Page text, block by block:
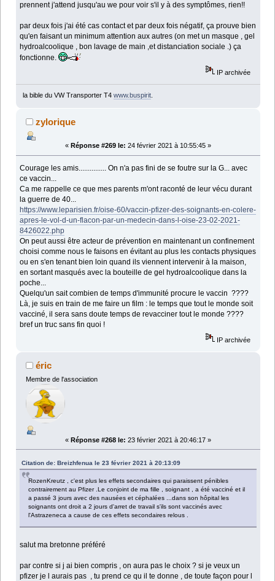
prennent j'attend jusqu'au we pour voir s'il y à des symptômes, rien!!
par deux fois j'ai été cas contact et par deux fois négatif, ça prouve bien
qu'en faisant un minimum attention aux autres (on met un masque , gel
hydroalcoolique , bon lavage de main ,et distanciation sociale .) ça
fonctionne.
IP archivée
la bible du VW Transporter T4 www.buspirit.
zylorique
« Réponse #269 le: 24 février 2021 à 10:55:45 »
Courage les amis............... On n'a pas fini de se foutre sur la G... avec
ce vaccin...
Ca me rappelle ce que mes parents m'ont raconté de leur vécu durant
la guerre de 40...
https://www.leparisien.fr/oise-60/vaccin-pfizer-des-soignants-en-colere-
apres-le-vol-d-un-flacon-par-un-medecin-dans-l-oise-23-02-2021-
8426022.php
On peut aussi être acteur de prévention en maintenant un confinement
choisi comme nous le faisons en évitant au plus les contacts physiques
ou en s'en tenant bien loin quand ils viennent intervenir à la maison,
en sortant masqués avec la bouteille de gel hydroalcoolique dans la
poche...
Quelqu'un sait combien de temps d'immunité procure le vaccin ????
Là, je suis en train de me faire un film : le temps que tout le monde soit
vacciné, il sera sans doute temps de revacciner tout le monde ????
bref un truc sans fin quoi !
IP archivée
éric
Membre de l'association
« Réponse #268 le: 23 février 2021 à 20:46:17 »
Citation de: Breizhfenua le 23 février 2021 à 20:13:09
RozenKreutz , c'est plus les effets secondaires qui paraissent pénibles
contrairement au Pfizer .Le conjoint de ma fille , soignant , a été vacciné et il
a passé 3 jours avec des nausées et céphalées ...dans son hôpital les
soignants ont droit a 2 jours d'arret de travail s'ils sont vaccinés avec
l'Astrazeneca a cause de ces effets secondaires relous .
salut ma bretonne préféré
par contre si j ai bien compris , on aura pas le choix ? si je veux un
pfizer je l aurais pas , tu prend ce qu il te donne , de toute façon pour l